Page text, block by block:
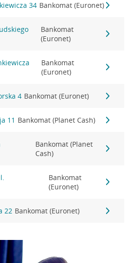
34 Bankomat (Euronet)
Bankomat
(Euronet)
Bankomat
(Euronet)
4 Bankomat (Euronet)
11 Bankomat (Planet Cash)
Bankomat (Planet
Cash)
Bankomat
(Euronet)
22 Bankomat (Euronet)